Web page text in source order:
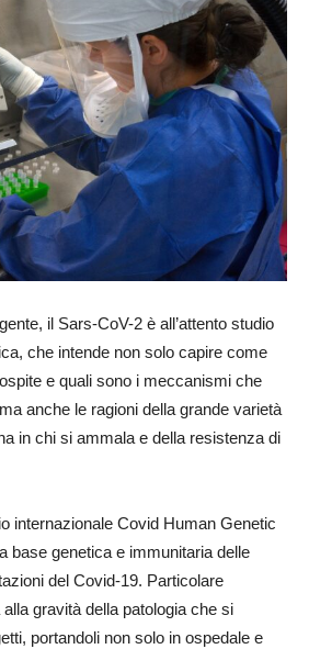
il Sars-CoV-2 è all’attento studio
che intende non solo capire come
e quali sono i meccanismi che
anche le ragioni della grande varietà
in chi si ammala e della resistenza di
internazionale Covid Human Genetic
base genetica e immunitaria delle
del Covid-19. Particolare
gravità della patologia che si
portandoli non solo in ospedale e